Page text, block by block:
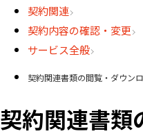
契約関連
契約内容の確認・変更
サービス全般
契約関連書類の閲覧・ダウン
契約関連書類